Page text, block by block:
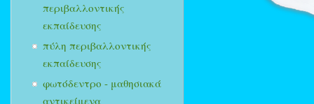
περιβαλλοντικής
εκπαίδευσης
πύλη περιβαλλοντικής
εκπαίδευσης
φωτόδεντρο - μαθησιακά
αντικείμενα